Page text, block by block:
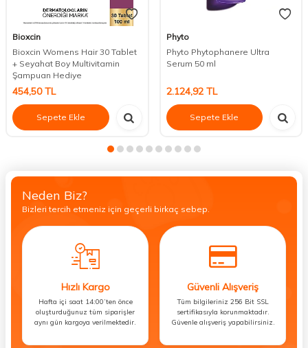
Bioxcin
Bioxcin Womens Hair 30 Tablet
+ Seyahat Boy Multivitamin
Şampuan Hediye
454,50TL
Sepete Ekle
Phyto
Phyto Phytophanere Ultra
Serum 50 ml
2.124,92TL
Sepete Ekle
Neden Biz?
Bizleri tercih etmeniz için geçerli birkaç sebep.
Hızlı Kargo
Hafta içi saat 14:00’ten önce
oluşturduğunuz tüm siparişler
aynı gün kargoya verilmektedir.
Güvenli Alışveriş
Tüm bilgileriniz 256 Bit SSL
sertifikasıyla korunmaktadır.
Güvenle alışveriş yapabilirsiniz.